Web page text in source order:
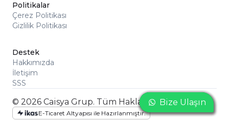
Politikalar
Çerez Politikası
Gizlilik Politikası
Destek
Hakkımızda
İletişim
SSS
© 2026 Caisya Grup. Tüm Hakları Saklıdır
E-Ticaret Altyapısı ile Hazırlanmıştır.
Bize Ulaşın
Bize Ulaşın
Bize Ulaşın